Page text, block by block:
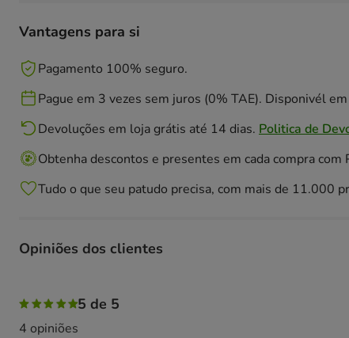
Vantagens para si
Pagamento 100% seguro.
Pague em 3 vezes sem juros (0% TAE). Disponivél
Devoluções em loja grátis até 14 dias. Politica de
Obtenha descontos e presentes em cada compra com
Tudo o que seu patudo precisa, com mais de 11.000
Opiniões dos clientes
5 de 5
4 opiniões